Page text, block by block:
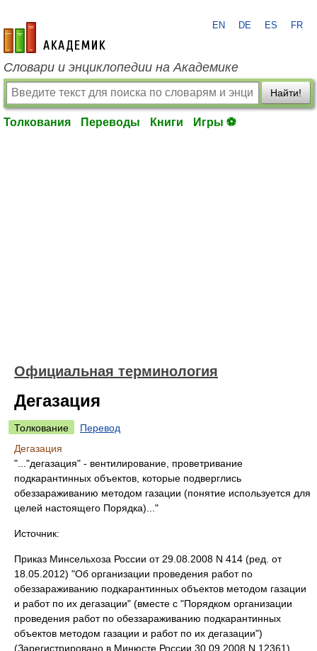
academic.ru
EN DE ES FR
Словари и энциклопедии на Академике
Найти!
Толкования Переводы Книги Игры ⚽
Официальная терминология
Дегазация
Толкование
Перевод
Дегазация
"..."дегазация" - вентилирование, проветривание
подкарантинных объектов, которые подверглись
обеззараживанию методом газации (понятие используется для
целей настоящего Порядка)..."
Источник:
Приказ Минсельхоза России от 29.08.2008 N 414 (ред. от
18.05.2012) "Об организации проведения работ по
обеззараживанию подкарантинных объектов методом газации
и работ по их дегазации" (вместе с "Порядком организации
проведения работ по обеззараживанию подкарантинных
объектов методом газации и работ по их дегазации")
(Зарегистрировано в Минюсте России 30.09.2008 N 12361)